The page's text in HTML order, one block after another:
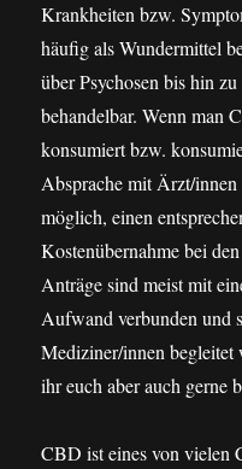
Krankheiten bzw.
häufig als Wundermittel
über Psychosen bis hin
behandelbar. Wenn man
konsumiert bzw.
Absprache mit Ärzt/
möglich, einen
Kostenübernahme bei
Anträge sind meist mit
Aufwand verbunden und
Mediziner/innen
ihr euch aber auch gerne
CBD ist eines von vielen